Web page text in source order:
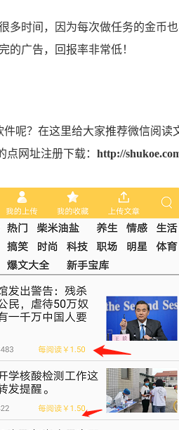
时间，因为每次做任务的金币
的广告，回报率非常低！
呢？在这里给大家推荐微信阅读
网址注册下载： http://